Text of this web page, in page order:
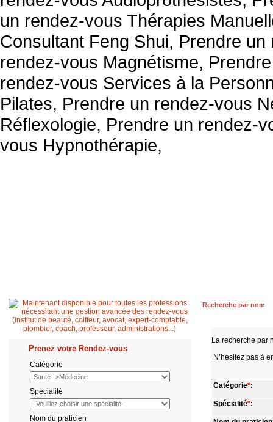
Prenez votre Rendez-vous
Catégorie
Spécialité
Nom du praticien
Recherche par nom
La recherche par
N’hésitez pas à
Catégorie*:
Spécialité*: